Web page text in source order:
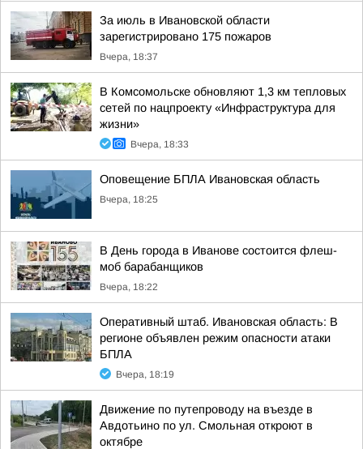
За июль в Ивановской области
зарегистрировано 175 пожаров
Вчера, 18:37
В Комсомольске обновляют 1,3 км тепловых
сетей по нацпроекту «Инфраструктура для
жизни»
Вчера, 18:33
Оповещение БПЛА Ивановская область
Вчера, 18:25
В День города в Иванове состоится флеш-
моб барабанщиков
Вчера, 18:22
Оперативный штаб. Ивановская область: В
регионе объявлен режим опасности атаки
БПЛА
Вчера, 18:19
Движение по путепроводу на въезде в
Авдотьино по ул. Смольная откроют в
октябре